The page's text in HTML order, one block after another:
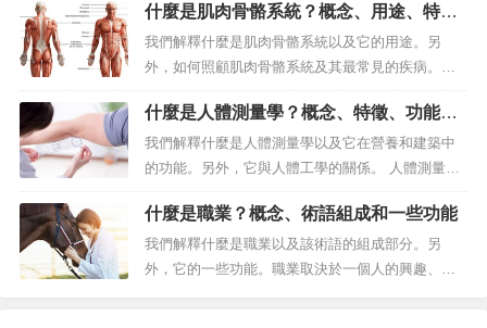
骼是一組剛性的有機結構，透過鈣和其他金屬的累
積而礦化。它們構成了人體和其他脊椎動物最堅
硬、最有抵抗力的部分（僅次於琺瑯質）。體內所
有骨骼的集合構成了骨骼系統或骨骼，是有...
什麼是肌肉骨骼系統？概念、用途、特
徵、類型和常見疾病
我們解釋什麼是肌肉骨骼系統以及它的用途。另
外，如何照顧肌肉骨骼系統及其最常見的疾病。它
允許人體站立並進行各種動作。什麼是肌肉骨骼系
統？不同性質的組織的複雜網絡，使人體能夠站立
並執行各種運動，從簡單的行走到最精確和微妙的
手勢，被稱為肌肉骨骼系統或肌肉骨骼系統。肌肉
骨骼系統由幾個不同組別的組合組成，即骨...
什麼是人體測量學？概念、特徵、功能與
人體工學的關係
我們解釋什麼是人體測量學以及它在營養和建築中
的功能。另外，它與人體工學的關係。 人體測量學
可以比較一段時間內或人群之間的身體比例。 什麼
是人體測量學？ 人體測量學（由希臘語anthropos
（“人”）和metrik...
什麼是職業？概念、術語組成和一些功能
我們解釋什麼是職業以及該術語的組成部分。另
外，它的一些功能。職業取決於一個人的興趣、天